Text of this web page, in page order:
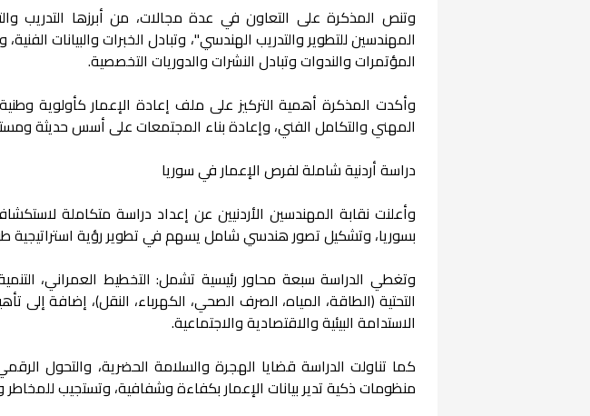
وتنص المذكرة على التعاون في عدة مجالات، من أبرزها التدريب
المهندسين للتطوير والتدريب الهندسي"، وتبادل الخبرات والبيانات
المؤتمرات والندوات وتبادل النشرات والدوريات التخصصية.
وأكدت المذكرة أهمية التركيز على ملف إعادة الإعمار كأولوية
المهني والتكامل الفني، وإعادة بناء المجتمعات على أسس حديثة
دراسة أردنية شاملة لفرص الإعمار في سوريا
وأعلنت نقابة المهندسين الأردنيين عن إعداد دراسة متكاملة
بسوريا، وتشكيل تصور هندسي شامل يسهم في تطوير رؤية استراتيجية
وتغطي الدراسة سبعة محاور رئيسية تشمل: التخطيط العمراني، التنمية
التحتية (الطاقة، المياه، الصرف الصحي، الكهرباء، النقل)، إضافة إلى
الاستدامة البيئية والاقتصادية والاجتماعية.
كما تناولت الدراسة قضايا الهجرة والسلامة الحضرية، والتحول
منظومات ذكية تدير بيانات الإعمار بكفاءة وشفافية، وتستجيب للمخاطر